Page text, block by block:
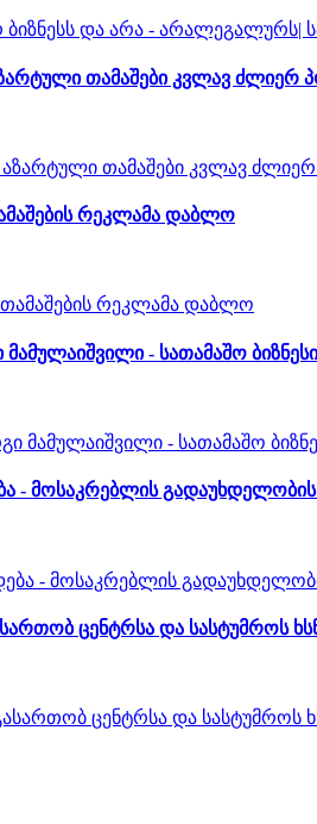
თამაშები კვლავ ძლიერ
რეკლამა დაბლო
- სათამაშო
- მოსაკრებლის გადაუხდელობის
ცენტრსა და სასტუმროს